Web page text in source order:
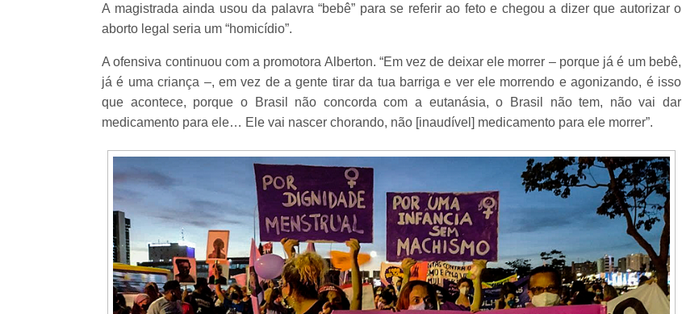
A magistrada ainda usou da palavra “bebê” para se referir ao feto e chegou a dizer que autorizar o
aborto legal seria um “homicídio”.
A ofensiva continuou com a promotora Alberton. “Em vez de deixar ele morrer – porque já é um bebê,
já é uma criança –, em vez de a gente tirar da tua barriga e ver ele morrendo e agonizando, é isso
que acontece, porque o Brasil não concorda com a eutanásia, o Brasil não tem, não vai dar
medicamento para ele… Ele vai nascer chorando, não [inaudível] medicamento para ele morrer”.